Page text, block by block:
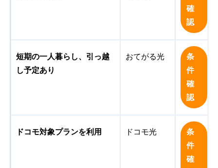
確
認
短期の一人暮らし、引っ越
し予定あり
おてがる光
条
件
確
認
ドコモ対象プランを利用 ドコモ光
条
件
確